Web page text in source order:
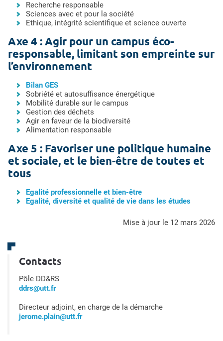
Recherche responsable
Sciences avec et pour la société
Ethique, intégrité scientifique et science ouverte
Axe 4 : Agir pour un campus éco-
responsable, limitant son empreinte sur
l’environnement
Bilan GES
Sobriété et autosuffisance énergétique
Mobilité durable sur le campus
Gestion des déchets
Agir en faveur de la biodiversité
Alimentation responsable
Axe 5 : Favoriser une politique humaine
et sociale, et le bien-être de toutes et
tous
Egalité professionnelle et bien-être
Egalité, diversité et qualité de vie dans les études
mise à jour le 12 mars 2026
Contacts
Pôle DD&RS
ddrs@utt.fr
Directeur adjoint, en charge de la démarche
jerome.plain@utt.fr